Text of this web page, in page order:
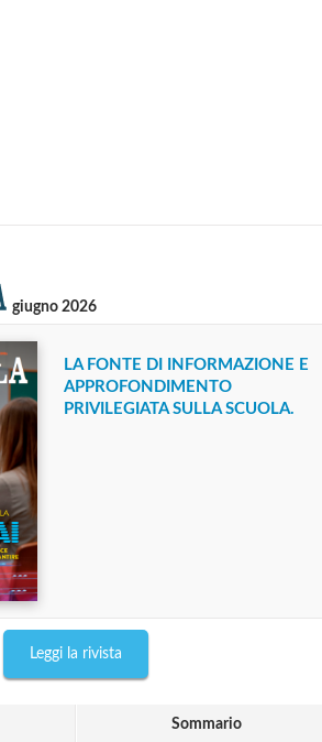
giugno 2026
LA FONTE DI INFORMAZIONE E
APPROFONDIMENTO
PRIVILEGIATA SULLA SCUOLA.
Leggi la rivista
Sommario